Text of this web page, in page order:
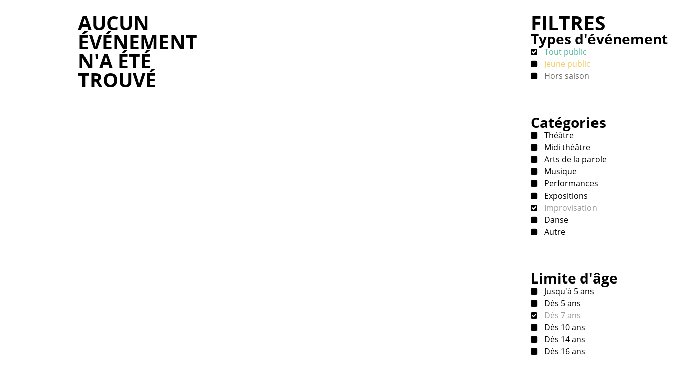
AUCUN
ÉVÉNEMENT
N'A ÉTÉ
TROUVÉ
FILTRES
Types d'événement
Tout public
Jeune public
Hors saison
Catégories
Théâtre
Midi théâtre
Arts de la parole
Musique
Performances
Expositions
Improvisation
Danse
Autre
Limite d'âge
Jusqu'à 5 ans
Dès 5 ans
Dès 7 ans
Dès 10 ans
Dès 14 ans
Dès 16 ans